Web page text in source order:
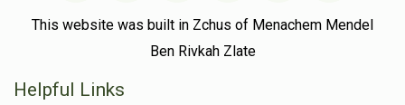
This website was built in Zchus of Menachem Mendel
Ben Rivkah Zlate
Helpful Links